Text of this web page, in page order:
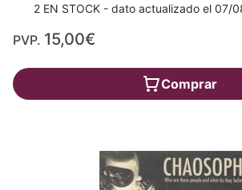
2 EN STOCK - dato actualizado el 07/
PVP. 15,00€
Comprar